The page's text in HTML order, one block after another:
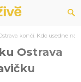
končí. Kdo usedne na
Ostrava